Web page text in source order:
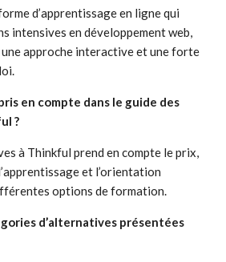
d’apprentissage en ligne qui
intensives en développement web,
approche interactive et une forte
en compte dans le guide des
?
à Thinkful prend en compte le prix,
et l’orientation
options de formation.
d’alternatives présentées